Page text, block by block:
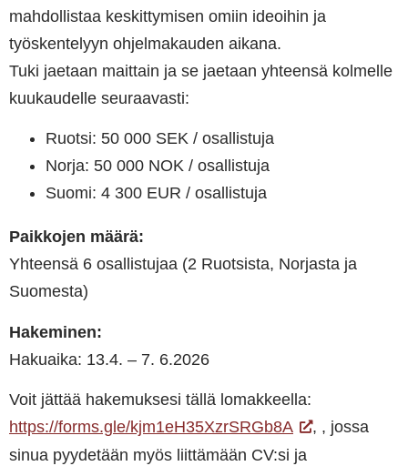
mahdollistaa keskittymisen omiin ideoihin ja
työskentelyyn ohjelmakauden aikana.
Tuki jaetaan maittain ja se jaetaan yhteensä kolmelle
kuukaudelle seuraavasti:
Ruotsi: 50 000 SEK / osallistuja
Norja: 50 000 NOK / osallistuja
Suomi: 4 300 EUR / osallistuja
Paikkojen määrä:
Yhteensä 6 osallistujaa (2 Ruotsista, Norjasta ja
Suomesta)
Hakeminen:
Hakuaika: 13.4. – 7. 6.2026
Voit jättää hakemuksesi tällä lomakkeella:
https://forms.gle/kjm1eH35XzrSRGb8A
, , jossa
sinua pyydetään myös liittämään CV:si ja